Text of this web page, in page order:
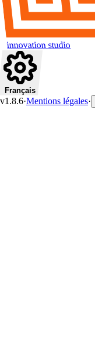
innovation studio
Français
v1.8.6·Mentions légales·